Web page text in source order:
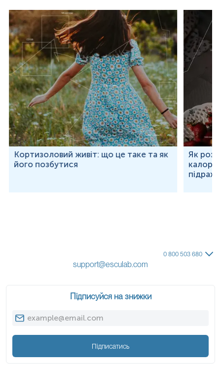
Кортизоловий живіт: що це таке та як
його позбутися
Як
0 800 503 680
support@esculab.com
Підписуйся на знижки
Підписатись